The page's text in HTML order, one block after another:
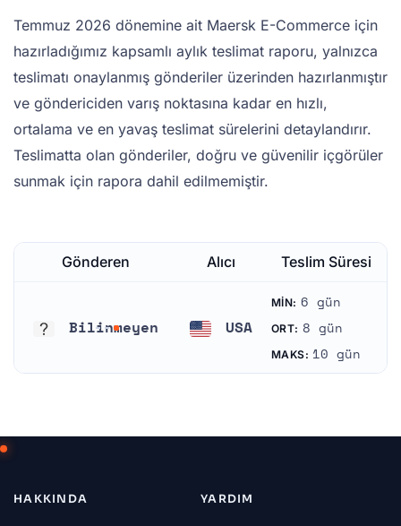
Temmuz 2026 dönemine ait Maersk E-Commerce için
hazırladığımız kapsamlı aylık teslimat raporu, yalnızca
teslimatı onaylanmış gönderiler üzerinden hazırlanmıştır
ve göndericiden varış noktasına kadar en hızlı,
ortalama ve en yavaş teslimat sürelerini detaylandırır.
Teslimatta olan gönderiler, doğru ve güvenilir içgörüler
sunmak için rapora dahil edilmemiştir.
Gönderen Alıcı Teslim Süresi
Bilinmeyen USA
Amerika Birleşik Devletleri
MIN: 6 gün
ORT: 8 gün
MAKS: 10 gün
HAKKINDA YARDIM